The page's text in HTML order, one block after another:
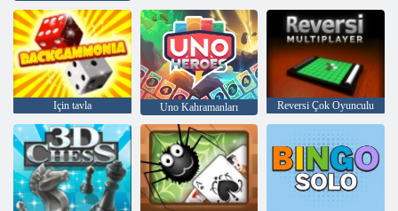
Için tavla Uno Kahramanları Reversi Çok Oyunculu